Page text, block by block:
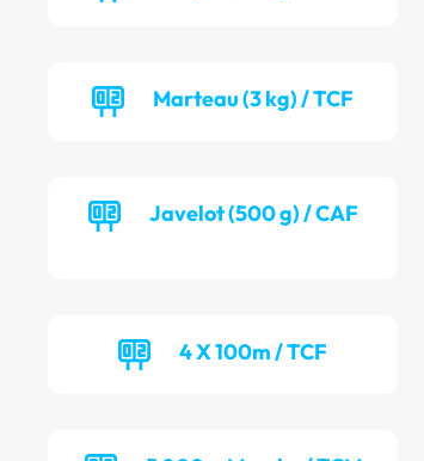
Marteau (3 kg) / TCF
Javelot (500 g) / CAF
4 X 100m / TCF